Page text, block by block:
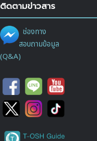
ติดตามข่าวสาร
ช่องทาง
สอบถามข้อมูล
(Q&A)